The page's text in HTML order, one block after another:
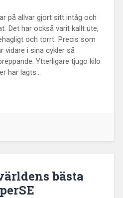
på allvar gjort sitt intåg och
Det har också varit kallt ute,
och torrt. Precis som
vidare i sina cykler så
Ytterligare tjugo kilo
har lagts...
bästa